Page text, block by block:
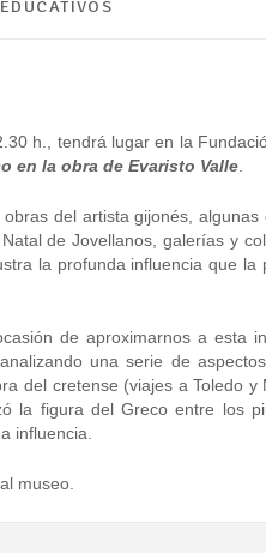
h., tendrá lugar en la
en la obra de Evaristo Valle
del artista gijonés,
de Jovellanos, galerías y
la profunda influencia que
de aproximarnos a esta
una serie de
del cretense (viajes a Toledo
la figura del Greco entre los
influencia.
museo.